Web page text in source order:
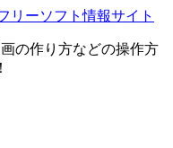
リーソフト情報サイト
画の作り方などの操作方